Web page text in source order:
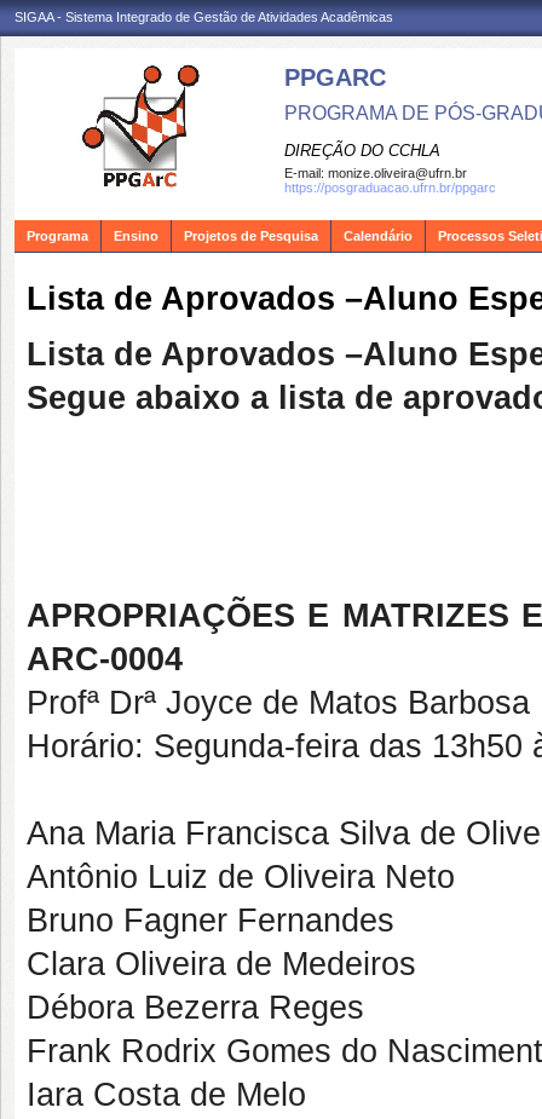
SIGAA - Sistema Integrado de Gestão de Atividades Acadêmicas
PPGARC
PROGRAMA DE PÓS-
DIREÇÃO DO CCHLA
E-mail: monize.oliveira@ufrn.br
https://posgraduacao.ufrn.br/ppgarc
Programa Ensino Projetos de Pesquisa Calendário Processos
Lista de Aprovados –Aluno
Lista de Aprovados –Aluno
Segue abaixo a lista de
APROPRIAÇÕES E MATRIZES
ARC-0004
Profª Drª Joyce de Matos Barbosa
Horário: Segunda-feira das 13h50
Ana Maria Francisca Silva de
Antônio Luiz de Oliveira Neto
Bruno Fagner Fernandes
Clara Oliveira de Medeiros
Débora Bezerra Reges
Frank Rodrix Gomes do
Iara Costa de Melo